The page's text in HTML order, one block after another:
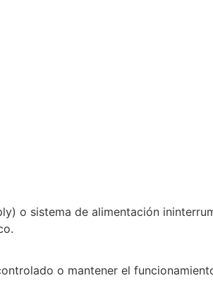
o sistema de alimentación
o mantener el